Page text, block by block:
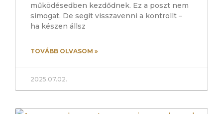
működésedben kezdődnek. Ez a poszt nem
simogat. De segít visszavenni a kontrollt –
ha készen állsz
TOVÁBB OLVASOM »
2025.07.02.